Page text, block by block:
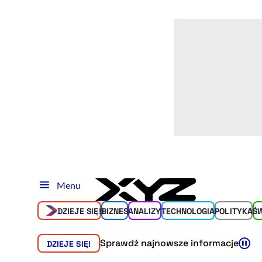
Menu
DZIEJE SIĘ!BIZNESANALIZYTECHNOLOGIAPOLITYKA
DZIEJE SIĘ! Sprawdź najnowsze informacje